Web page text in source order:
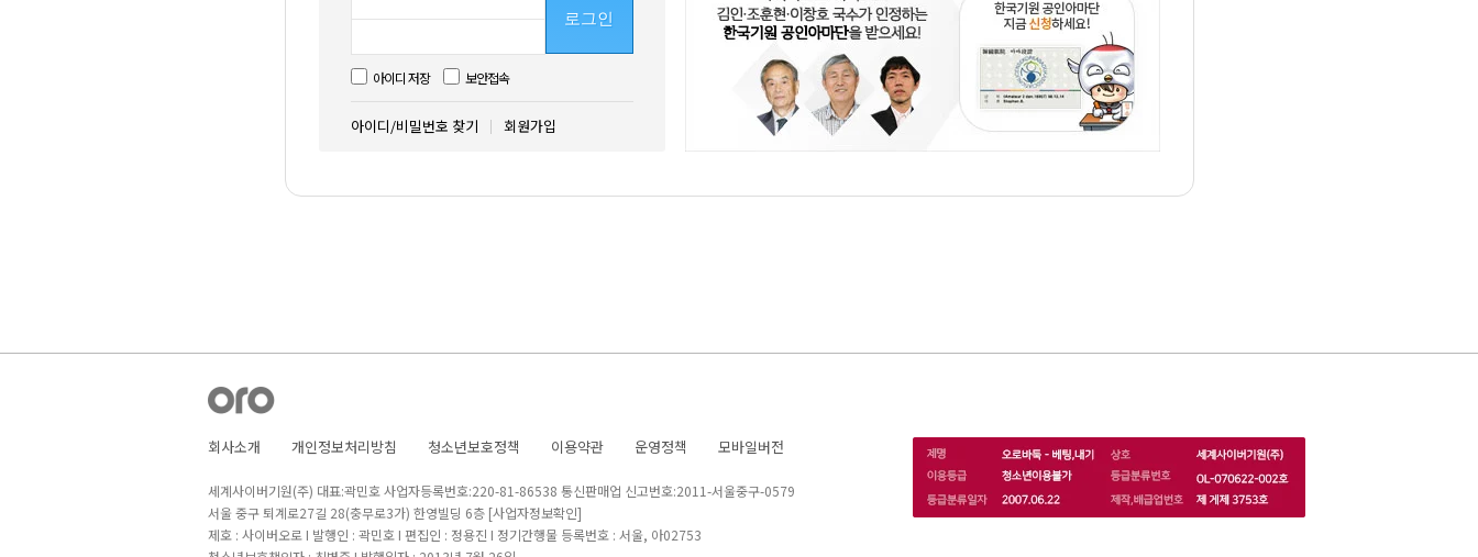
로그인
아이디 저장 보안접속
아이디/비밀번호 찾기 회원가입
회사소개 개인정보처리방침 청소년보호정책 이용약관 운영정책 모바일버전
세계사이버기원(주) 대표:곽민호 사업자등록번호:220-81-86538 통신판매업 신고번호:2011-서울중구-0579
서울 중구 퇴계로27길 28(충무로3가) 한영빌딩 6층 [사업자정보확인]
제호 : 사이버오로 I 발행인 : 곽민호 I 편집인 : 정용진 I 정기간행물 등록번호 : 서울, 아02753